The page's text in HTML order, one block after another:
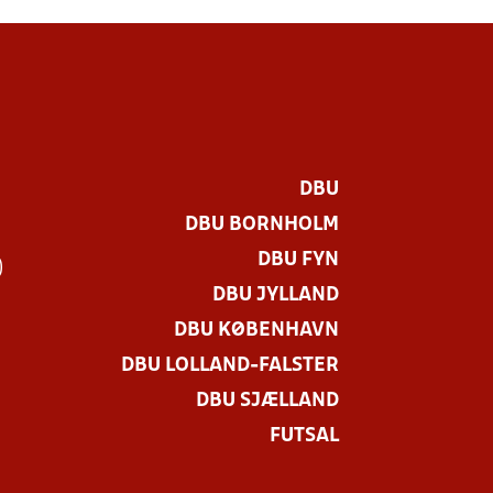
DBU
DBU BORNHOLM
DBU FYN
DBU JYLLAND
DBU KØBENHAVN
DBU LOLLAND-FALSTER
DBU SJÆLLAND
FUTSAL